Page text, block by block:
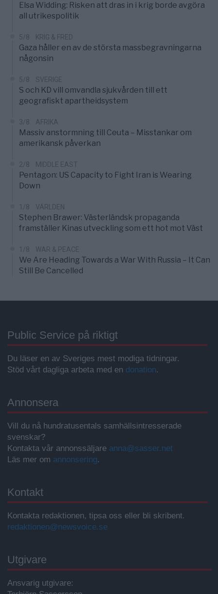
Elsa Widding: Risken att dras in i krig borde avgöra
all utrikespolitik
5/8 KRIG & FRED
Gaza håller en av de största massbegravningarna
någonsin
5/8 SVERIGE
S och KD vill omvandla sjukvården till ett
geografiskt apartheidsystem
3/8 AFRIKA
Massiv anstormning till Ceuta – Misstankar om
amerikansk påverkan
2/8 MIDDLE EAST
Pentagon: US Capacity to Fight Iran is Wearing
Down
1/8 VÄRLDEN
Stephen Brawer: Västerländsk propaganda
framställer Kinas utveckling som ett hot mot Väst
1/8 WAR & PEACE
We Are Heading Towards a War With Russia – It Can
Still Be Cancelled
Public Service på riktigt
Du läser en av Sveriges mest modiga tidningar.
Stöd vårt dagliga arbeta med en donation.
Annonsera
Vill du nå hundratusentals samhällsintresserade
svenskar?
Kontakta vår annonssäljare anna@sasser.net
Läs mer om annonsering.
Kontakt
Kontakta redaktionen, tipsa oss eller bli skribent.
redaktionen@newsvoice.se
Utgivare
Ansvarig utgivare: